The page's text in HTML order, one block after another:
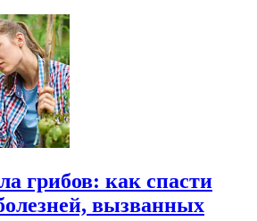
грибов: как спасти
вызванных